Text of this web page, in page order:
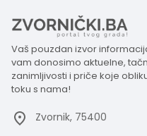
Vaš pouzdan izvor
vam donosimo aktuelne,
zanimljivosti i priče koje
toku s nama!
Zvornik, 75400